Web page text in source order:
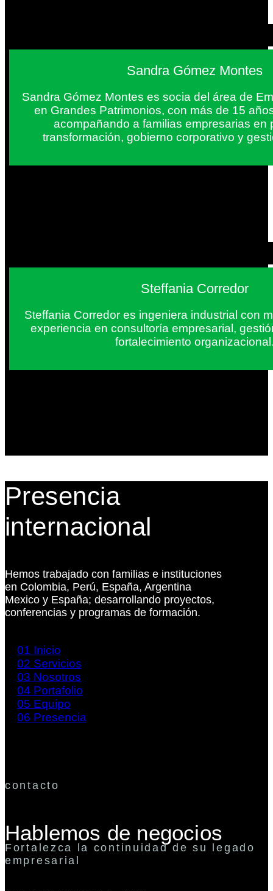
Sandra Gómez Montes
Sandra Gómez Montes es socia del área de
en Grandes Patrimonios, con más de 15
acompañando a familias empresarias en
transformación, gobierno corporativo y
Steffania Corredor
Steffania Corredor es ingeniera industrial con
experiencia en consultoría empresarial,
fortalecimiento
Presencia
internacional
Hemos trabajado con familias e instituciones
en Colombia, Perú, España, Argentina
Mexico y España; desarrollando proyectos,
conferencias y programas de formación.
01 Inicio
02 Servicios
03 Nosotros
04 Portafolio
05 Equipo
06 Presencia
contacto
Hablemos de negocios
Fortalezca la continuidad de su legado
empresarial